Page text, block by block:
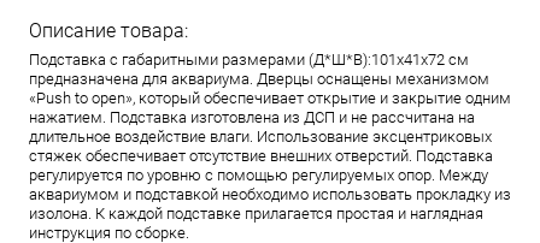
Описание товара:
Подставка с габаритными размерами (Д*Ш*В):101x41x72 см
предназначена для аквариума. Дверцы оснащены механизмом
«Push to open», который обеспечивает открытие и закрытие одним
нажатием. Подставка изготовлена из ДСП и не рассчитана на
длительное воздействие влаги. Использование эксцентриковых
стяжек обеспечивает отсутствие внешних отверстий. Подставка
регулируется по уровню с помощью регулируемых опор. Между
аквариумом и подставкой необходимо использовать прокладку из
изолона. К каждой подставке прилагается простая и наглядная
инструкция по сборке.